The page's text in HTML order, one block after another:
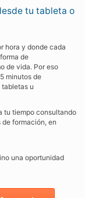
tu tableta o
hora y donde cada
de
de vida. Por eso
minutos de
u
tu tiempo consultando
formación, en
una oportunidad